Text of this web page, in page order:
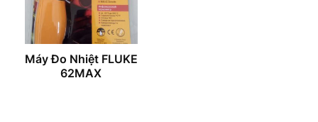
Máy Đo Nhiệt FLUKE
62MAX